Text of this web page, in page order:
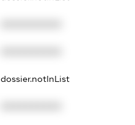
dossier.notInList